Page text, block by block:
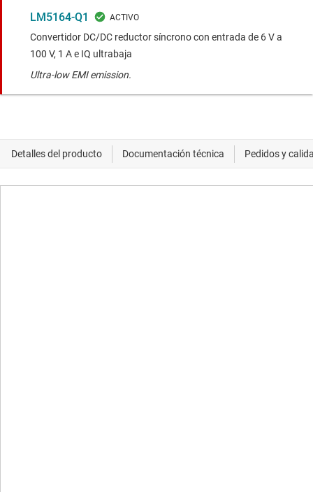
LM5164-Q1
Convertidor DC/DC reductor síncrono con entrada de 6 V a
100 V, 1 A e IQ ultrabaja
Ultra-low EMI emission.